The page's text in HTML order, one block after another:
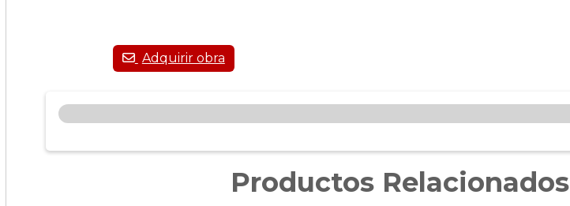
Productos Relacionados